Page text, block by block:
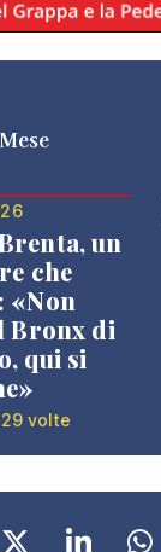
Mese
un
che
«Non
Bronx di
qui si
volte